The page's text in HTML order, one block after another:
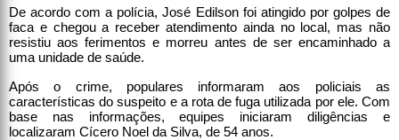
De acordo com a polícia, José Edilson foi atingido por golpes de
faca e chegou a receber atendimento ainda no local, mas não
resistiu aos ferimentos e morreu antes de ser encaminhado a
uma unidade de saúde.
Após o crime, populares informaram aos policiais as
características do suspeito e a rota de fuga utilizada por ele. Com
base nas informações, equipes iniciaram diligências e
localizaram Cícero Noel da Silva, de 54 anos.